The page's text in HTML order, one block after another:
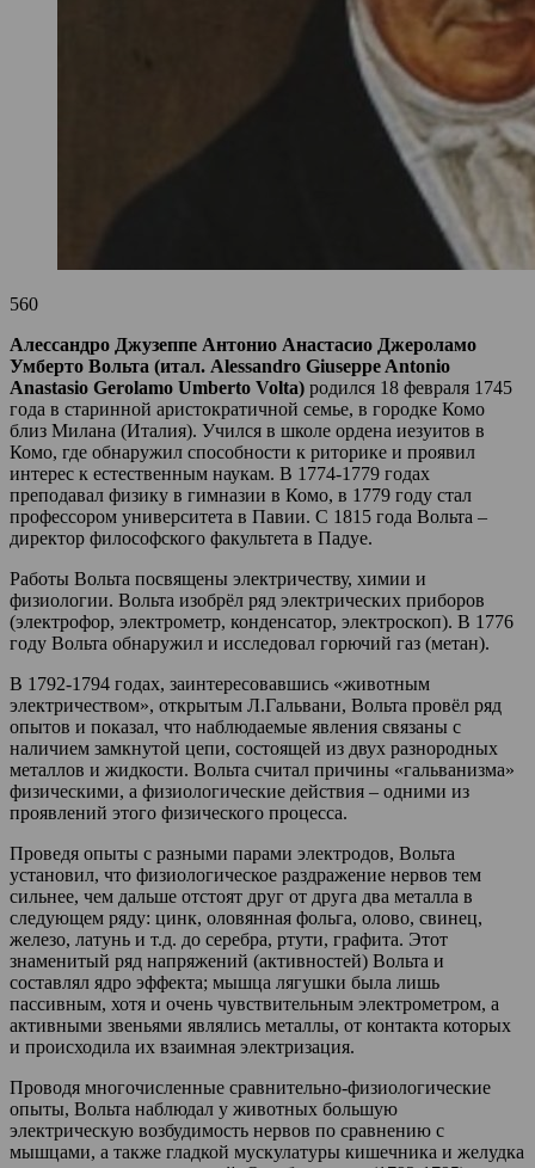
560
Алессандро Джузеппе Антонио Анастасио Джероламо
Умберто Вольта (итал. Alessandro Giuseppe Antonio
Anastasio Gerolamo Umberto Volta) родился 18 февраля 1745
года в старинной аристократичной семье, в городке Комо
близ Милана (Италия). Учился в школе ордена иезуитов в
Комо, где обнаружил способности к риторике и проявил
интерес к естественным наукам. В 1774-1779 годах
преподавал физику в гимназии в Комо, в 1779 году стал
профессором университета в Павии. С 1815 года Вольта –
директор философского факультета в Падуе.
Работы Вольта посвящены электричеству, химии и
физиологии. Вольта изобрёл ряд электрических приборов
(электрофор, электрометр, конденсатор, электроскоп). В 1776
году Вольта обнаружил и исследовал горючий газ (метан).
В 1792-1794 годах, заинтересовавшись «животным
электричеством», открытым Л.Гальвани, Вольта провёл ряд
опытов и показал, что наблюдаемые явления связаны с
наличием замкнутой цепи, состоящей из двух разнородных
металлов и жидкости. Вольта считал причины «гальванизма»
физическими, а физиологические действия – одними из
проявлений этого физического процесса.
Проведя опыты с разными парами электродов, Вольта
установил, что физиологическое раздражение нервов тем
сильнее, чем дальше отстоят друг от друга два металла в
следующем ряду: цинк, оловянная фольга, олово, свинец,
железо, латунь и т.д. до серебра, ртути, графита. Этот
знаменитый ряд напряжений (активностей) Вольта и
составлял ядро эффекта; мышца лягушки была лишь
пассивным, хотя и очень чувствительным электрометром, а
активными звеньями являлись металлы, от контакта которых
и происходила их взаимная электризация.
Проводя многочисленные сравнительно-физиологические
опыты, Вольта наблюдал у животных большую
электрическую возбудимость нервов по сравнению с
мышцами, а также гладкой мускулатуры кишечника и желудка